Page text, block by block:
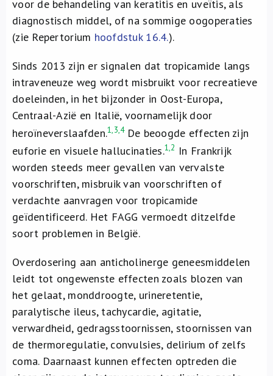
voor de behandeling van keratitis en uveïtis, als
diagnostisch middel, of na sommige oogoperaties
(zie Repertorium hoofdstuk 16.4.).
Sinds 2013 zijn er signalen dat tropicamide langs
intraveneuze weg wordt misbruikt voor recreatieve
doeleinden, in het bijzonder in Oost-Europa,
Centraal-Azië en Italië, voornamelijk door
heroïneverslaafden.1,3,4 De beoogde effecten zijn
euforie en visuele hallucinaties.1,2 In Frankrijk
worden steeds meer gevallen van vervalste
voorschriften, misbruik van voorschriften of
verdachte aanvragen voor tropicamide
geïdentificeerd. Het FAGG vermoedt ditzelfde
soort problemen in België.
Overdosering aan anticholinerge geneesmiddelen
leidt tot ongewenste effecten zoals blozen van
het gelaat, monddroogte, urineretentie,
paralytische ileus, tachycardie, agitatie,
verwardheid, gedragsstoornissen, stoornissen van
de thermoregulatie, convulsies, delirium of zelfs
coma. Daarnaast kunnen effecten optreden die